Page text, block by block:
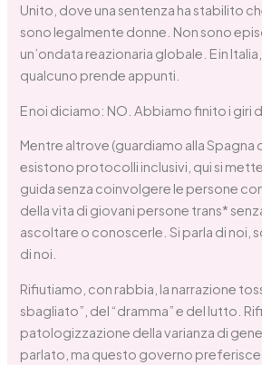
Unito, dove una sentenza ha stabilito
sono legalmente donne. Non sono
un’ondata reazionaria globale. E in
qualcuno prende appunti.
E noi diciamo: NO. Abbiamo finito i giri
Mentre altrove (guardiamo alla Spagna
esistono protocolli inclusivi, qui si
guida senza coinvolgere le persone
della vita di giovani persone trans*
ascoltare o conoscerle. Si parla di noi,
di noi.
Rifiutiamo, con rabbia, la narrazione
sbagliato”, del “dramma” e del lutto.
patologizzazione della varianza di
parlato, ma questo governo preferisce